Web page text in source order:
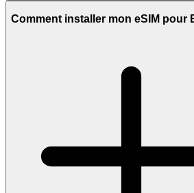
Comment installer mon eSIM pour